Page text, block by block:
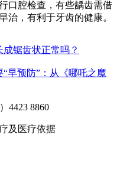
口腔检查，有些龋齿需借
治，有利于牙齿的健康。
锯齿状正常吗？
早预防”：从《哪吒之魔
4423 8860
及医疗依据